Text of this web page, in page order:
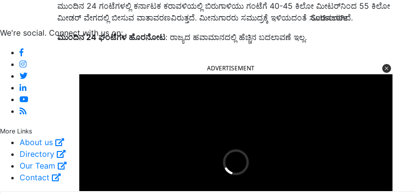
Subscribe
We're social. Connect with us on:
More Links
About us
Directory
Our Team
Contact
ಮುಂದಿನ 24 ಗಂಟೆಗಳಲ್ಲಿ ಕರ್ನಾಟಕ ಕರಾವಳಿಯಲ್ಲಿ ಬಿರುಗಾಳಿಯು ಗಂಟೆಗೆ 40-45 ಕಿಲೋ ಮೀಟರ್‌ನಿಂದ 55 ಕಿಲೋ
ಮೀಡರ್‌ ವೇಗದಲ್ಲಿ ಬೀಸುವ ವಾತಾವರಣವಿರುತ್ತದೆ. ಮೀನುಗಾರರು ಸಮುದ್ರಕ್ಕೆ ಇಳಿಯದಂತೆ ಸೂಚಿಸಲಾಗಿದೆ.
ಮುಂದಿನ 24ಘಂಟೆಗಳ ಹೊರನೋಟ: ರಾಜ್ಯದ ಹವಾಮಾನದಲ್ಲಿ ಹೆಚ್ಚಿನ ಬದಲಾವಣೆ ಇಲ್ಲ.